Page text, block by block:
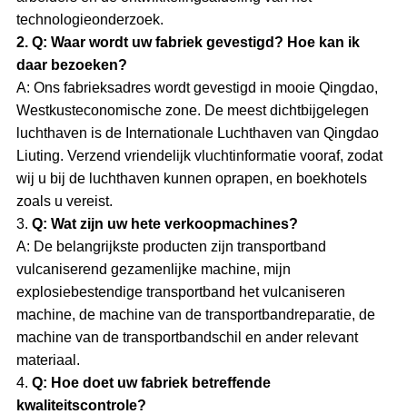
technologieonderzoek.
2. Q: Waar wordt uw fabriek gevestigd? Hoe kan ik
daar bezoeken?
A: Ons fabrieksadres wordt gevestigd in mooie Qingdao,
Westkusteconomische zone. De meest dichtbijgelegen
luchthaven is de Internationale Luchthaven van Qingdao
Liuting. Verzend vriendelijk vluchtinformatie vooraf, zodat
wij u bij de luchthaven kunnen oprapen, en boekhotels
zoals u vereist.
3. Q: Wat zijn uw hete verkoopmachines?
A: De belangrijkste producten zijn transportband
vulcaniserend gezamenlijke machine, mijn
explosiebestendige transportband het vulcaniseren
machine, de machine van de transportbandreparatie, de
machine van de transportbandschil en ander relevant
materiaal.
4. Q: Hoe doet uw fabriek betreffende
kwaliteitscontrole?